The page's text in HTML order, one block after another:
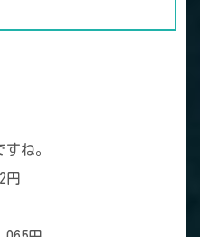
ね。
円